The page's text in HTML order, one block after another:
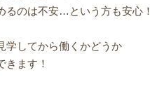
るのは不安…という方も安心！
学してから働くかどうか
きます！